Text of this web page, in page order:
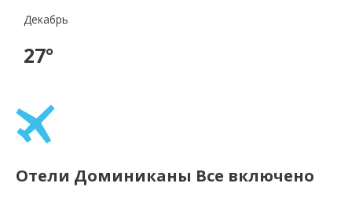
Декабрь
27°
Отели Доминиканы Все включено